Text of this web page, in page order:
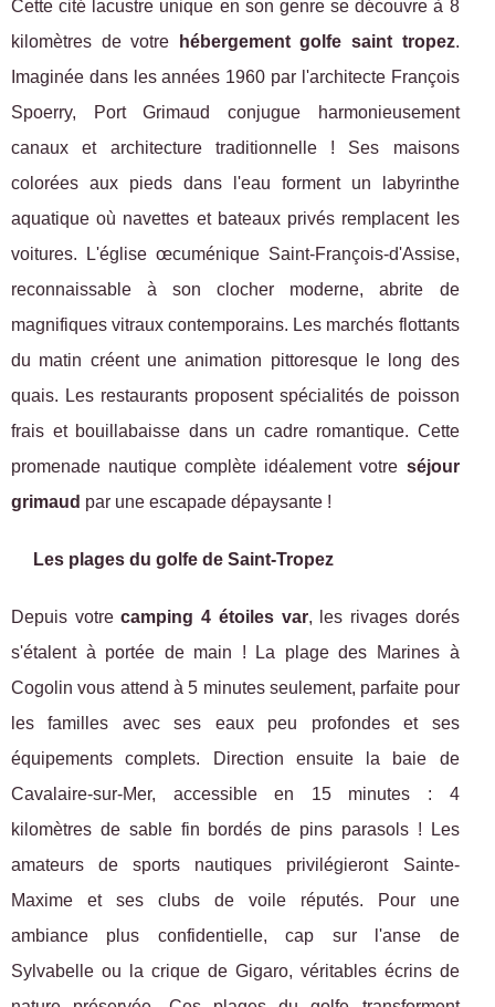
Cette cité lacustre unique en son genre se découvre à 8
kilomètres de votre
hébergement golfe saint tropez.
Imaginée dans les années 1960 par l'architecte François
Spoerry, Port Grimaud conjugue harmonieusement
canaux et architecture traditionnelle ! Ses maisons
colorées aux pieds dans l'eau forment un labyrinthe
aquatique où navettes et bateaux privés remplacent les
voitures. L'église œcuménique Saint-François-d'Assise,
reconnaissable à son clocher moderne, abrite de
magnifiques vitraux contemporains. Les marchés flottants
du matin créent une animation pittoresque le long des
quais. Les restaurants proposent spécialités de poisson
frais et bouillabaisse dans un cadre romantique. Cette
promenade nautique complète idéalement votre séjour
grimaud par une escapade dépaysante !
Les plages du golfe de Saint-Tropez
Depuis votrecamping 4 étoiles var, les rivages dorés
s'étalent à portée de main ! La plage des Marines à
Cogolin vous attend à 5 minutes seulement, parfaite pour
les familles avec ses eaux peu profondes et ses
équipements complets. Direction ensuite la baie de
Cavalaire-sur-Mer, accessible en 15 minutes : 4
kilomètres de sable fin bordés de pins parasols ! Les
amateurs de sports nautiques privilégieront Sainte-
Maxime et ses clubs de voile réputés. Pour une
ambiance plus confidentielle, cap sur l'anse de
Sylvabelle ou la crique de Gigaro, véritables écrins de